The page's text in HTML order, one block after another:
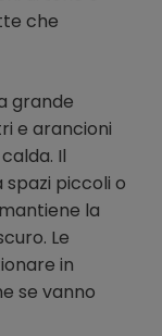
che
grande
e arancioni
Il
piccoli o
la
Le
in
se vanno